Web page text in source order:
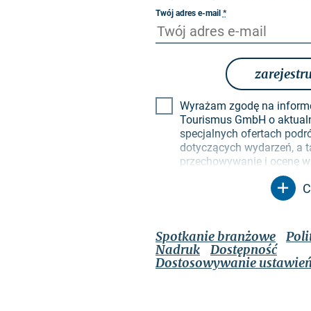
Twój adres e-mail *
Wyrażam zgodę na
Tourismus GmbH o
specjalnych ofertach
dotyczących wydarzeń, a
przechowywanie i ocenę
kliknięć w profilach
przyszłych biuletynów.
wyłącznie w tym celu. W
Jestem świadomy, że
dowolnym momencie ze
zrobić za pomocą linku
odpowiednim biuletynie
Spotkanie branżowe
Nadruk
Dostępność
Dostosowywanie